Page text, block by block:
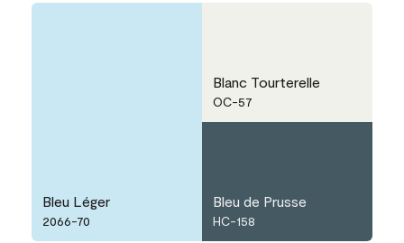
Bleu Léger
2066-70
Blanc Tourterelle
OC-57
Bleu de Prusse
HC-158